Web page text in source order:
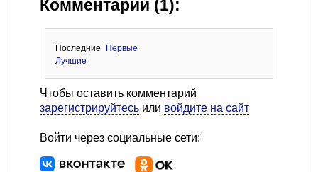
Комментарии (1):
Последние
Первые
Лучшие
Чтобы оставить комментарий
зарегистрируйтесь или войдите на сайт
Войти через социальные сети: